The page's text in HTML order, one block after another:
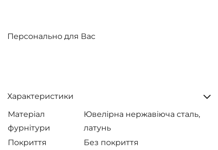
Персонально для Вас
Характеристики
Матеріал
фурнітури
Ювелірна нержавіюча сталь,
латунь
Покриття
Без покриття